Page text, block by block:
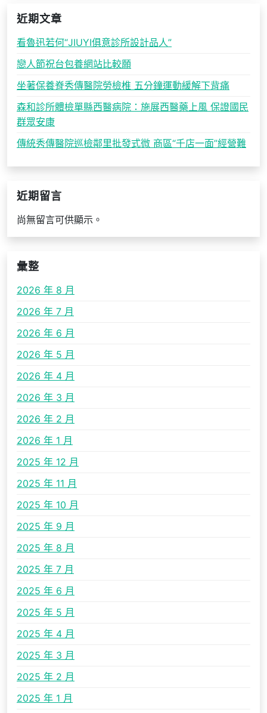
近期文章
看魯迅若何“JIUYI俱意診所設計品人”
戀人節祝台包養網站比較願
坐著保養脊秀傳醫院勞檢椎 五分鐘運動緩解下背痛
森和診所體檢單縣西醫病院：施展西醫藥上風 保證國民
群眾安康
傳統秀傳醫院巡檢鄰里批發式微 商區“千店一面”經營難
近期留言
尚無留言可供顯示。
彙整
2026 年 8 月
2026 年 7 月
2026 年 6 月
2026 年 5 月
2026 年 4 月
2026 年 3 月
2026 年 2 月
2026 年 1 月
2025 年 12 月
2025 年 11 月
2025 年 10 月
2025 年 9 月
2025 年 8 月
2025 年 7 月
2025 年 6 月
2025 年 5 月
2025 年 4 月
2025 年 3 月
2025 年 2 月
2025 年 1 月